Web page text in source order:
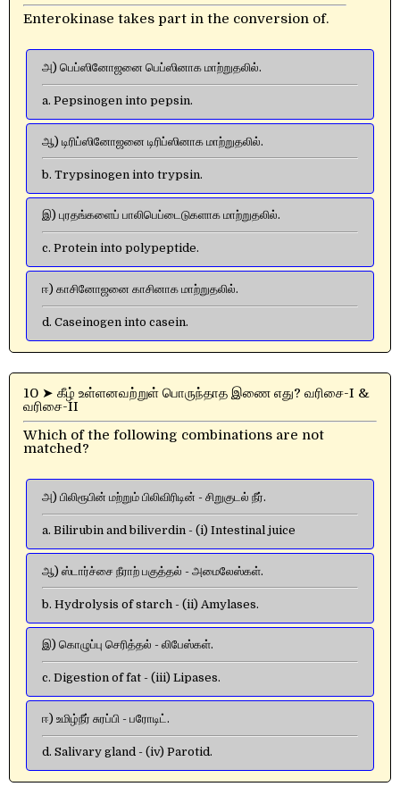
Enterokinase takes part in the conversion of.
அ) பெப்ஸினோஜனை பெப்ஸினாக மாற்றுதலில்.
a. Pepsinogen into pepsin.
ஆ) டிரிப்ஸினோஜனை டிரிப்ஸினாக மாற்றுதலில்.
b. Trypsinogen into trypsin.
இ) புரதங்களைப் பாலிபெப்டைடுகளாக மாற்றுதலில்.
c. Protein into polypeptide.
ஈ) காசினோஜனை காசினாக மாற்றுதலில்.
d. Caseinogen into casein.
10 ➤ கீழ் உள்ளனவற்றுள் பொருந்தாத இணை எது? வரிசை-I &
வரிசை-II
Which of the following combinations are not
matched?
அ) பிலிரூபின் மற்றும் பிலிவிரிடின் - சிறுகுடல் நீர்.
a. Bilirubin and biliverdin - (i) Intestinal juice
ஆ) ஸ்டார்ச்சை நீராற் பகுத்தல் - அமைலேஸ்கள்.
b. Hydrolysis of starch - (ii) Amylases.
இ) கொழுப்பு செரித்தல் - லிபேஸ்கள்.
c. Digestion of fat - (iii) Lipases.
ஈ) உமிழ்நீர் சுரப்பி - பரோடிட்.
d. Salivary gland - (iv) Parotid.